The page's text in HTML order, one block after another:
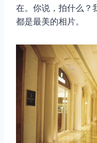
在。你说，拍什么？
都是最美的相片。